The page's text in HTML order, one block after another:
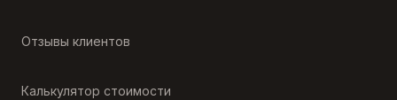
Отзывы клиентов
Калькулятор стоимости